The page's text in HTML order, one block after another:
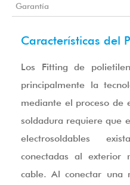
Garantía
Características del
Los Fitting de
principalmente la
mediante el proceso de
soldadura requiere que
electrosoldables
conectadas al exterior
cable. Al conectar una